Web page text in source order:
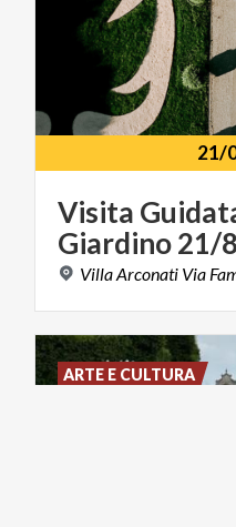
21/
Visita
Giardino21/8
VillaArconati Via
ARTE E CULTURA